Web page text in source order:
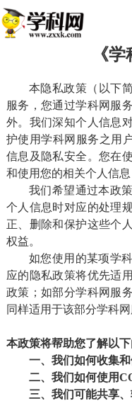
《
本隐私政策（以下
服务，您通过学科网服
外。我们深知个人信息
护使用学科网服务之用
信息及隐私安全。您在
和使用您的相关个人信息
我们希望通过本政
个人信息时对应的处理
正、删除和保护这些个
权益。
如您使用的某项学
应的隐私政策将优先适
政策；如部分学科网服
同样适用于该部分学科网
本政策将帮助您了解以下
一、我们如何收集
二、我们如何使用
三、我们可能共享